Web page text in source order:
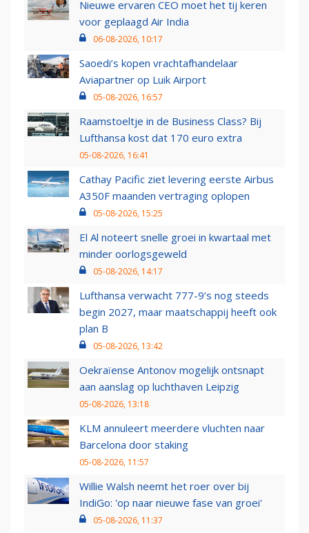
Nieuwe ervaren CEO moet het tij keren
voor geplaagd Air India
06-08-2026, 10:17
Saoedi’s kopen vrachtafhandelaar
Aviapartner op Luik Airport
05-08-2026, 16:57
Raamstoeltje in de Business Class? Bij
Lufthansa kost dat 170 euro extra
05-08-2026, 16:41
Cathay Pacific ziet levering eerste Airbus
A350F maanden vertraging oplopen
05-08-2026, 15:25
El Al noteert snelle groei in kwartaal met
minder oorlogsgeweld
05-08-2026, 14:17
Lufthansa verwacht 777-9’s nog steeds
begin 2027, maar maatschappij heeft ook
plan B
05-08-2026, 13:42
Oekraïense Antonov mogelijk ontsnapt
aan aanslag op luchthaven Leipzig
05-08-2026, 13:18
KLM annuleert meerdere vluchten naar
Barcelona door staking
05-08-2026, 11:57
Willie Walsh neemt het roer over bij
IndiGo: 'op naar nieuwe fase van groei'
05-08-2026, 11:37